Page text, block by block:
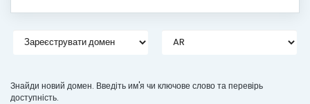
Статус мережі
Знайди новий домен. Введіть им'я чи ключове слово та перевірь
доступність.